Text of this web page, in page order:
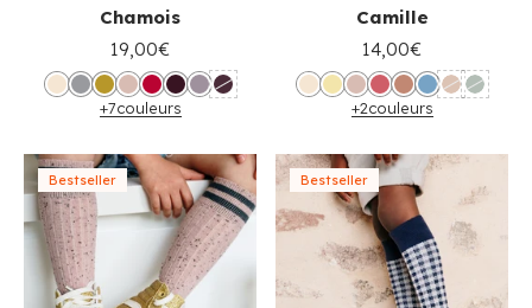
Chamois
19,00€
+7couleurs
Camille
14,00€
+2couleurs
Bestseller Bestseller